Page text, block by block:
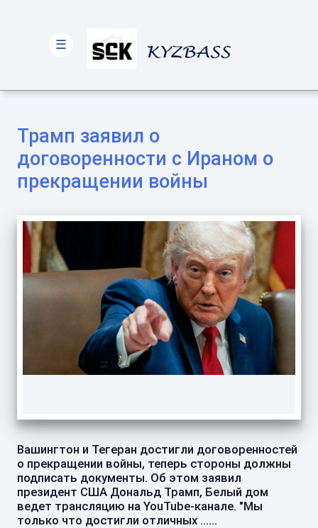
Трамп заявил о
договоренности с Ираном о
прекращении войны
Вашингтон и Тегеран достигли договоренностей
о прекращении войны, теперь стороны должны
подписать документы. Об этом заявил
президент США Дональд Трамп, Белый дом
ведет трансляцию на YouTube-канале. "Мы
только что достигли отличных ......
☰